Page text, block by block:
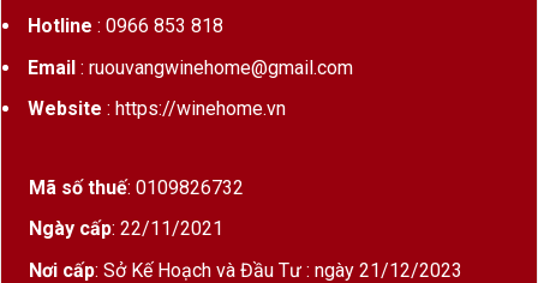
Hotline : 0966 853 818
Email: ruouvangwinehome@gmail.com
Website : https://winehome.vn
Mã số thuế: 0109826732
Ngày cấp: 22/11/2021
Nơi cấp: Sở Kế Hoạch và Đầu Tư : ngày 21/12/2023